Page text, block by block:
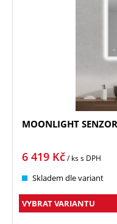
MOONLIGHT
6 419 Kč/ kss DPH
Skladem dle variant
VYBRAT VARIANTU